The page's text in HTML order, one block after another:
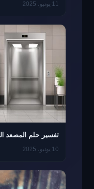
11 يونيو، 2025
تفسير حلم المصعد
10 يونيو، 2025